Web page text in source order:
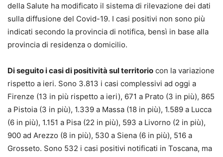
della Salute ha modificato il sistema di rilevazione dei dati
sulla diffusione del Covid-19. I casi positivi non sono più
indicati secondo la provincia di notifica, bensì in base alla
provincia di residenza o domicilio.
Di seguito i casi di positività sul territorio con la variazione
rispetto a ieri. Sono 3.813 i casi complessivi ad oggi a
Firenze (13 in più rispetto a ieri), 671 a Prato (3 in più), 865
a Pistoia (3 in più), 1.339 a Massa (18 in più), 1.589 a Lucca
(6 in più), 1.151 a Pisa (22 in più), 593 a Livorno (2 in più),
900 ad Arezzo (8 in più), 530 a Siena (6 in più), 516 a
Grosseto. Sono 532 i casi positivi notificati in Toscana, ma